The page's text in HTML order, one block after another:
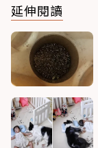
延伸閱讀